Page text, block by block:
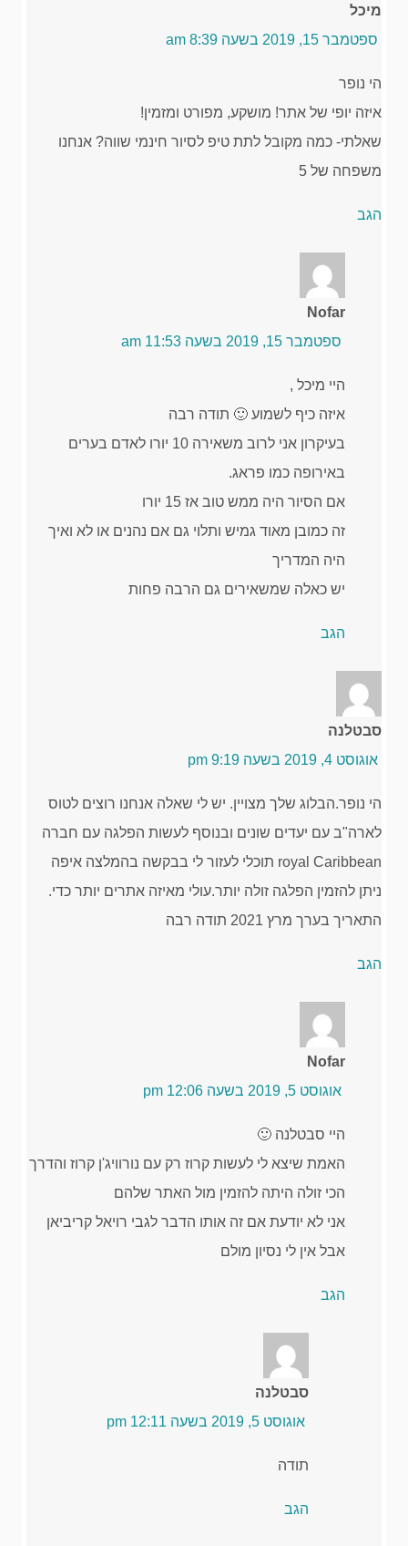
מיכל
ספטמבר 15, 2019 בשעה 8:39 am
הי נופר
איזה יופי של אתר! מושקע, מפורט ומזמין!
שאלתי- כמה מקובל לתת טיפ לסיור חינמי שווה? אנחנו
משפחה של 5
הגב
Nofar
ספטמבר 15, 2019 בשעה 11:53 am
היי מיכל ,
איזה כיף לשמוע 🙂 תודה רבה
בעיקרון אני לרוב משאירה 10 יורו לאדם בערים
באירופה כמו פראג.
אם הסיור היה ממש טוב אז 15 יורו
זה כמובן מאוד גמיש ותלוי גם אם נהנים או לא ואיך
היה המדריך
יש כאלה שמשאירים גם הרבה פחות
הגב
סבטלנה
אוגוסט 4, 2019 בשעה 9:19 pm
הי נופר.הבלוג שלך מצויין. יש לי שאלה אנחנו רוצים לטוס
לארה"ב עם יעדים שונים ובנוסף לעשות הפלגה עם חברה
royal Caribbean תוכלי לעזור לי בבקשה בהמלצה איפה
ניתן להזמין הפלגה זולה יותר.עולי מאיזה אתרים יותר כדי.
התאריך בערך מרץ 2021 תודה רבה
הגב
Nofar
אוגוסט 5, 2019 בשעה 12:06 pm
היי סבטלנה 🙂
האמת שיצא לי לעשות קרוז רק עם נורוויג'ן קרוז והדרך
הכי זולה היתה להזמין מול האתר שלהם
אני לא יודעת אם זה אותו הדבר לגבי רויאל קריביאן
אבל אין לי נסיון מולם
הגב
סבטלנה
אוגוסט 5, 2019 בשעה 12:11 pm
תודה
הגב